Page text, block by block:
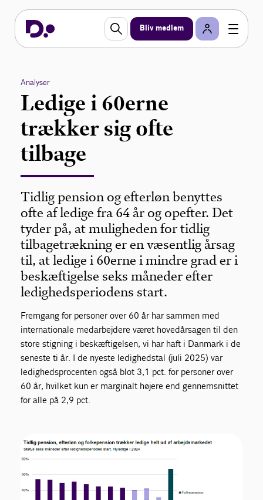
Bliv medlem
Analyser
Ledige i 60erne
trækker sig ofte
tilbage
Tidlig pension og efterløn benyttes
ofte af ledige fra 64 år og opefter. Det
tyder på, at muligheden for tidlig
tilbagetrækning er en væsentlig årsag
til, at ledige i 60erne i mindre grad er i
beskæftigelse seks måneder efter
ledighedsperiodens start.
Fremgang for personer over 60 år har sammen med
internationale medarbejdere været hovedårsagen til den
store stigning i beskæftigelsen, vi har haft i Danmark i de
seneste ti år. I de nyeste ledighedstal (juli 2025) var
ledighedsprocenten også blot 3,1 pct. for personer over
60 år, hvilket kun er marginalt højere end gennemsnittet
for alle på 2,9 pct.